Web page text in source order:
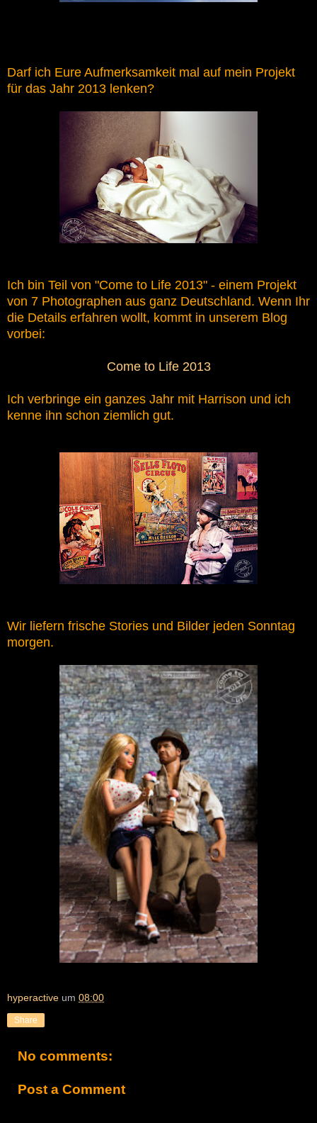
Darf ich Eure Aufmerksamkeit mal auf mein Projekt
für das Jahr 2013 lenken?
Ich bin Teil von "Come to Life 2013" - einem Projekt
von 7 Photographen aus ganz Deutschland. Wenn Ihr
die Details erfahren wollt, kommt in unserem Blog
vorbei:
Come to Life 2013
Ich verbringe ein ganzes Jahr mit Harrison und ich
kenne ihn schon ziemlich gut.
Wir liefern frische Stories und Bilder jeden Sonntag
morgen.
hyperactive um 08:00
Share
No comments:
Post a Comment